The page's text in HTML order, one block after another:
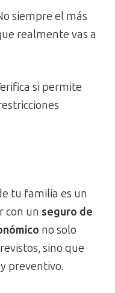
siempre el más
realmente vas a
si permite
tu familia es un
con un seguro de
no solo
sino que
preventivo.